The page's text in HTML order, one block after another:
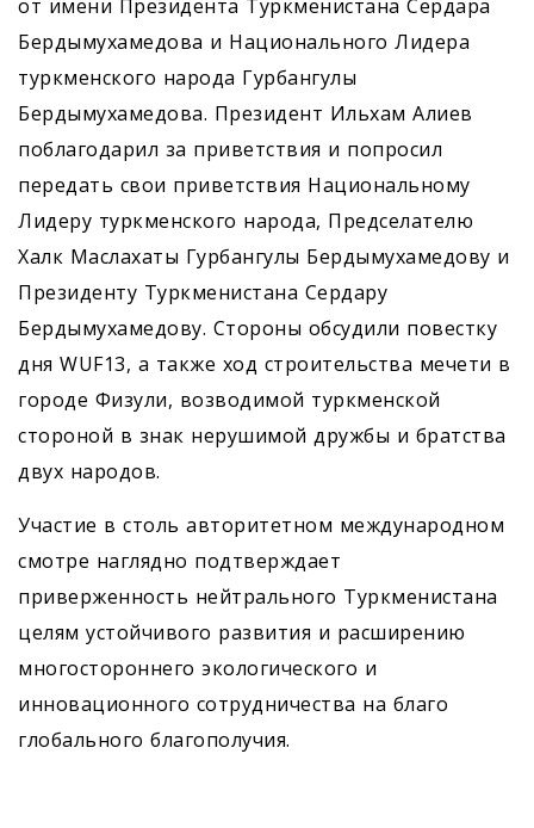
от имени Президента Туркменистана Сердара
Бердымухамедова и Национального Лидера
туркменского народа Гурбангулы
Бердымухамедова. Президент Ильхам Алиев
поблагодарил за приветствия и попросил
передать свои приветствия Национальному
Лидеру туркменского народа, Предселателю
Халк Маслахаты Гурбангулы Бердымухамедову и
Президенту Туркменистана Сердару
Бердымухамедову. Стороны обсудили повестку
дня WUF13, а также ход строительства мечети в
городе Физули, возводимой туркменской
стороной в знак нерушимой дружбы и братства
двух народов.
Участие в столь авторитетном международном
смотре наглядно подтверждает
приверженность нейтрального Туркменистана
целям устойчивого развития и расширению
многостороннего экологического и
инновационного сотрудничества на благо
глобального благополучия.